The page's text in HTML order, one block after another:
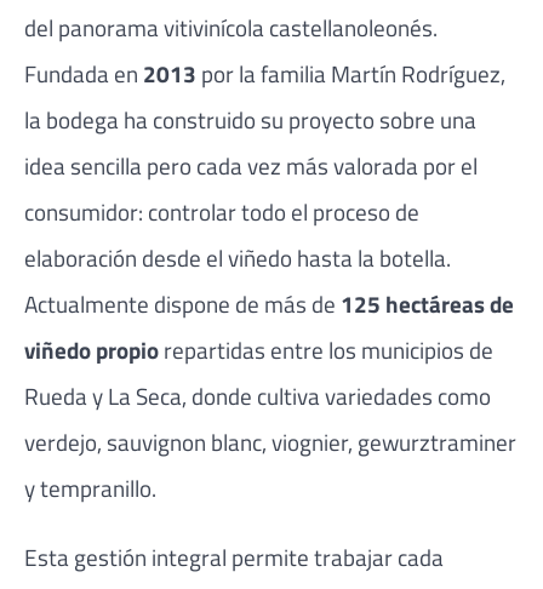
del panorama vitivinícola castellanoleonés.
Fundada en 2013 por la familia Martín Rodríguez,
la bodega ha construido su proyecto sobre una
idea sencilla pero cada vez más valorada por el
consumidor: controlar todo el proceso de
elaboración desde el viñedo hasta la botella.
Actualmente dispone de más de 125 hectáreas de
viñedo propiorepartidas entre los municipios de
Rueda y La Seca, donde cultiva variedades como
verdejo, sauvignon blanc, viognier, gewurztraminer
y tempranillo.
Esta gestión integral permite trabajar cada